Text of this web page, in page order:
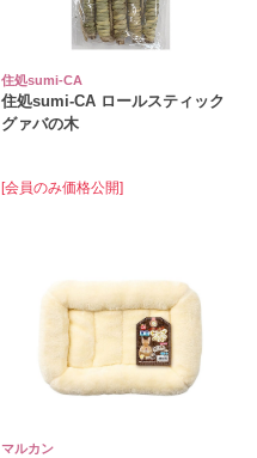
住処sumi-CA
住処sumi-CA ロールスティック
グァバの木
[会員のみ価格公開]
マルカン